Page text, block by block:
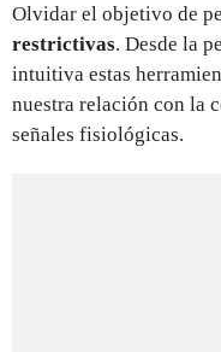
Olvidar el objetivo de
restrictivas. Desde la
intuitiva estas
nuestra relación con la
señales fisiológicas.